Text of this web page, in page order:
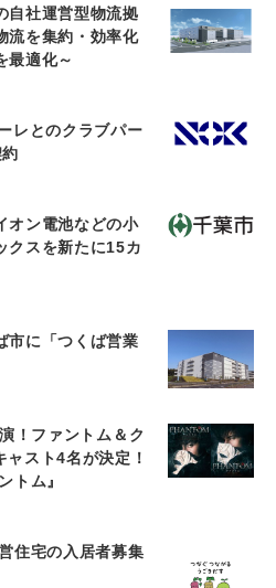
自社運営型物流拠
流を集約・効率化
最適化～
レとのクラブパー
オン電池などの小
クスを新たに15カ
市に「つくば営業
！ファントム＆ク
ャスト4名が決定！
トム』
住宅の入居者募集